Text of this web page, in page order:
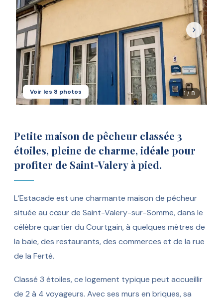
1/8
Voir les 8 photos
Petite maison de pêcheur classée 3
étoiles, pleine de charme, idéale pour
profiter de Saint-Valery à pied.
L’Estacade est une charmante maison de pêcheur
située au cœur de Saint-Valery-sur-Somme, dans le
célèbre quartier du Courtgain, à quelques mètres de
la baie, des restaurants, des commerces et de la rue
de la Ferté.
Classé 3 étoiles, ce logement typique peut accueillir
de 2 à 4 voyageurs. Avec ses murs en briques, sa